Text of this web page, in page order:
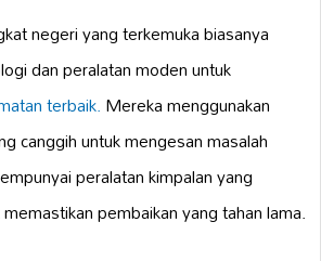
negeri yang terkemuka biasanya
dan peralatan moden untuk
terbaik.Mereka menggunakan
canggih untuk mengesan masalah
peralatan kimpalan yang
pembaikan yang tahan lama.